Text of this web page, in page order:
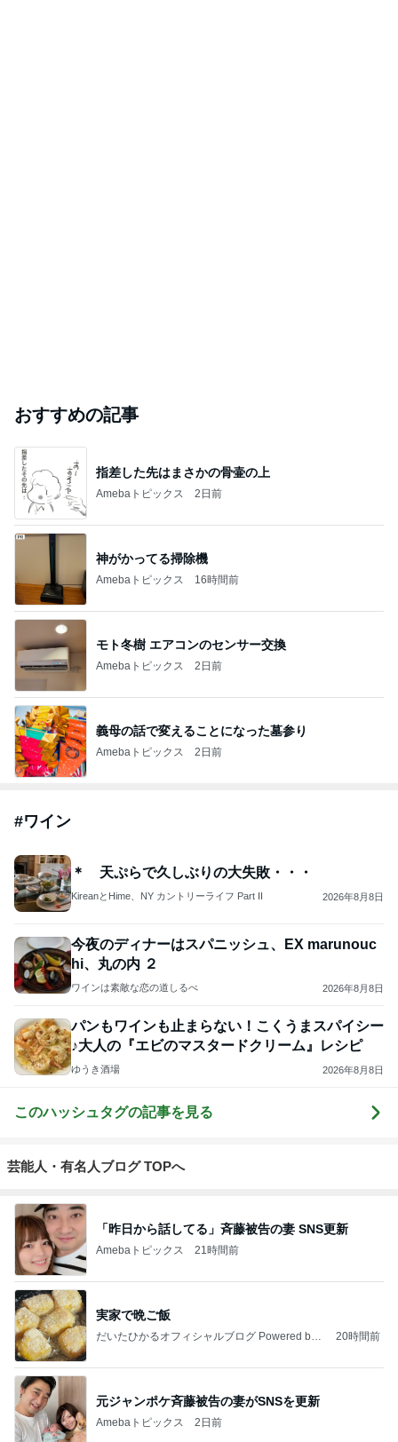
おすすめの記事
指差した先はまさかの骨壷の上
Amebaトピックス 2日前
神がかってる掃除機
Amebaトピックス 16時間前
モト冬樹 エアコンのセンサー交換
Amebaトピックス 2日前
義母の話で変えることになった墓参り
Amebaトピックス 2日前
#ワイン
＊ 天ぷらで久しぶりの大失敗・・・
KireanとHime、NY カントリーライフ Part II 2026年8月8日
今夜のディナーはスパニッシュ、EX marunouc
hi、丸の内 ２
ワインは素敵な恋の道しるべ 2026年8月8日
パンもワインも止まらない！こくうまスパイシー
♪大人の『エビのマスタードクリーム』レシピ
ゆうき酒場 2026年8月8日
このハッシュタグの記事を見る
芸能人・有名人ブログ TOPへ
「昨日から話してる」斉藤被告の妻 SNS更新
Amebaトピックス 21時間前
実家で晩ご飯
だいたひかるオフィシャルブログ Powered by
20時間前
元ジャンポケ斉藤被告の妻がSNSを更新
Amebaトピックス 2日前